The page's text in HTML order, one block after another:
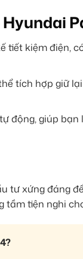
tiết kiệm điện,
tích hợp giữ
động, giúp
tư xứng đáng
tầm tiện nghi